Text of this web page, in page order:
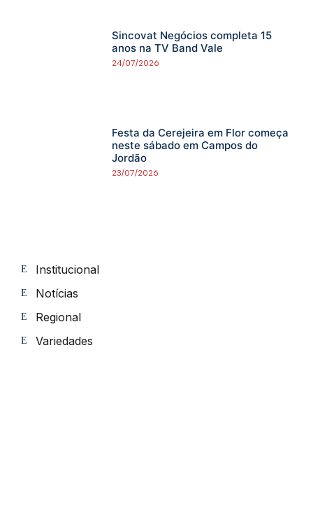
Sincovat Negócios completa 15
anos na TV Band Vale
24/07/2026
Festa da Cerejeira em Flor começa
neste sábado em Campos do
Jordão
23/07/2026
Institucional
Notícias
Regional
Variedades